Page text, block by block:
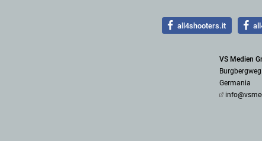
all4shooters.it
VS Medien
Germania